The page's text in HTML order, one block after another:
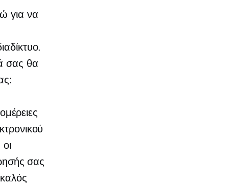
για να
σας θα
σας